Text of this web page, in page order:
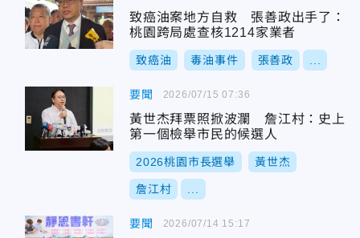
致癌油案地方自救 張善政出手了：
桃園跨局處查核1214家業者
致癌油 毒油事件 張善政
要聞
黃世杰拜票照掀波瀾 詹江村：史上
第一個檢舉市民的候選人
2026桃園市長選舉 黃世杰
詹江村
2026/07/15 07:36
要聞 2026/07/14 15:17